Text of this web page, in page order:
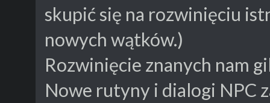
skupić się na rozwinięciu
nowych wątków.)
Rozwinięcie znanych nam
Nowe rutyny i dialogi NPC